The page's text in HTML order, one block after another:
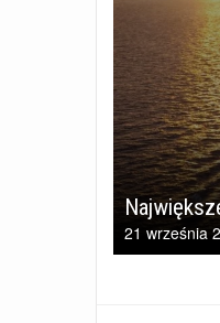
21 września